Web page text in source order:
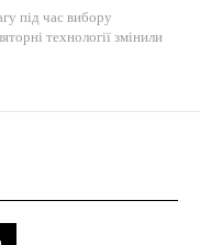
під час вибору
технології змінили